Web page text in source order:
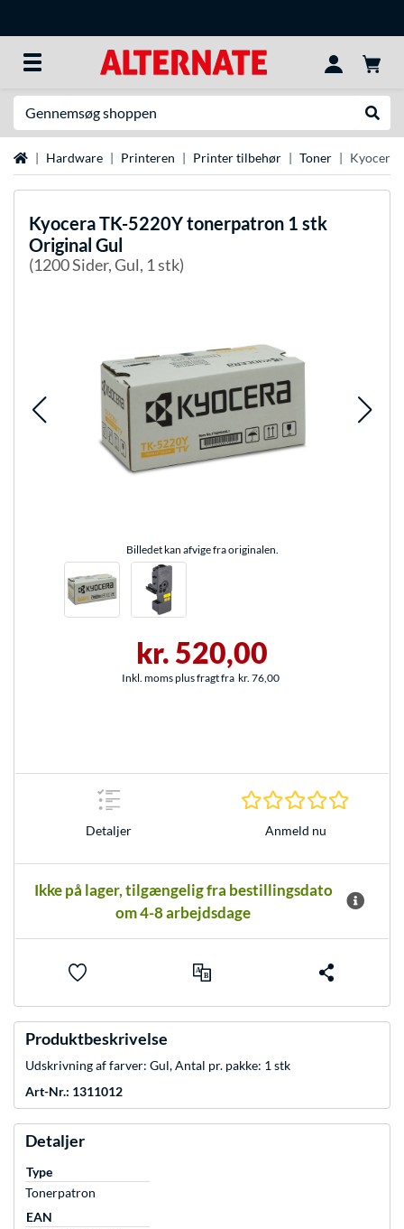
StartsideHardware Printeren Printer tilbehør Toner Kyocera
KyoceraTK-5220Y tonerpatron 1 stk
Original Gul
(1200 Sider, Gul, 1 stk)
Billedet kan afvige fra originalen.
kr. 520,00
Inkl. moms plus fragt fra kr. 76,00
Detaljer Anmeld nu
Ikke på lager, tilgængelig fra bestillingsdato
om 4-8 arbejdsdage
Produktbeskrivelse
Udskrivning af farver: Gul, Antal pr. pakke: 1 stk
Art-Nr.: 1311012
Detaljer
Type
Tonerpatron
EAN